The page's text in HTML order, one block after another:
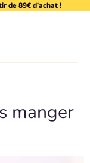
de 89€ d’achat !
manger